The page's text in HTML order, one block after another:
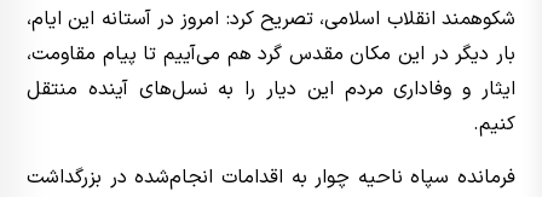
شکوهمند انقلاب اسلامی، تصریح کرد: امروز در آستانه این ایام،
بار دیگر در این مکان مقدس گرد هم می‌آییم تا پیام مقاومت،
ایثار و وفاداری مردم این دیار را به نسل‌های آینده منتقل
کنیم.
فرمانده سپاه ناحیه چوار به اقدامات انجام‌شده در بزرگداشت